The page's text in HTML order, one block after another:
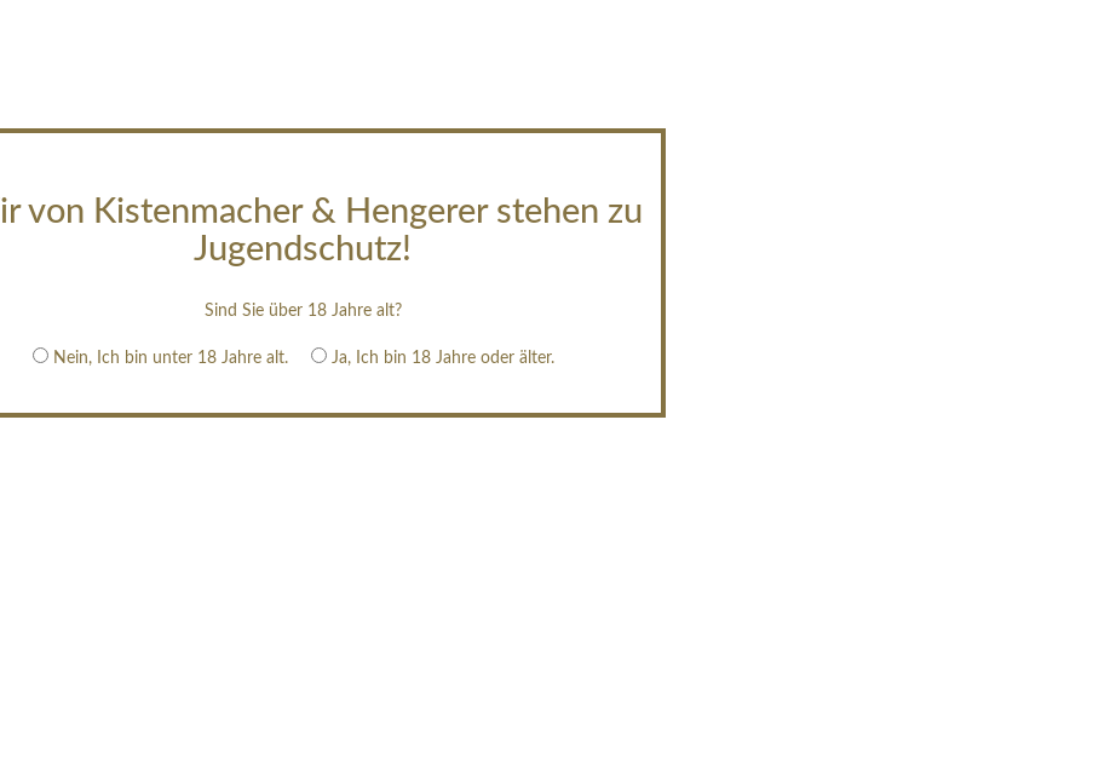
von Kistenmacher & Hengerer stehen zu
Jugendschutz!
Sind Sie über 18 Jahre alt?
Nein, Ich bin unter 18 Jahre alt. Ja, Ich bin 18 Jahre oder älter.